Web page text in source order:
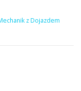
z Dojazdem